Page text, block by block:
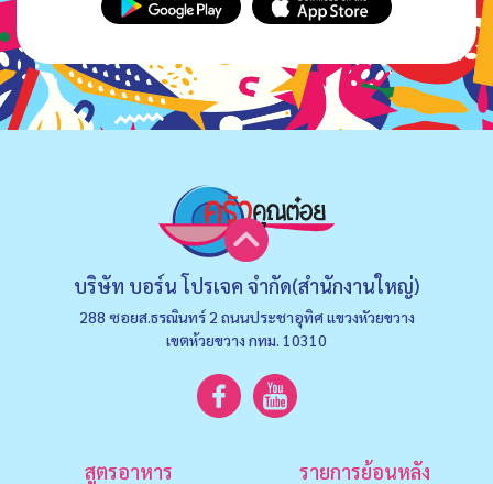
บริษัท บอร์น โปรเจค จำกัด(สำนักงานใหญ่)
288 ซอยส.ธรณินทร์ 2 ถนนประชาอุทิศ แขวงหัวยขวาง
เขตห้วยขวาง กทม. 10310
สูตรอาหาร รายการย้อนหลัง